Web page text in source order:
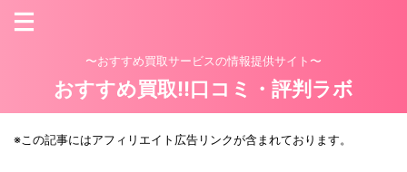
〜おすすめ買取サービスの情報提供サイト〜
おすすめ買取!!口コミ・評判ラボ
※この記事にはアフィリエイト広告リンクが含まれております。